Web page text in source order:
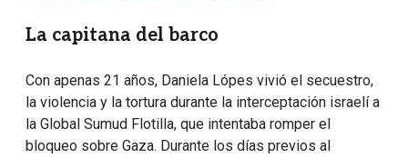
La capitana del barco
Con apenas 21 años, Daniela Lópes vivió el secuestro,
la violencia y la tortura durante la interceptación israelí a
la Global Sumud Flotilla, que intentaba romper el
bloqueo sobre Gaza. Durante los días previos al